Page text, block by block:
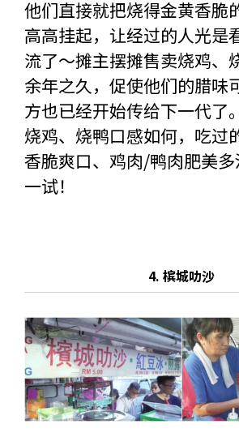
他们直接就把烧得金黄香脆
高高挂起，让经过的人光是
流了～摊主摆摊售卖烧鸡、
余年之久，促使他们的腊味
方也已经开始传给下一代了
烧鸡、烧鸭口感如何，吃过
香脆爽口、鸡肉/鸭肉肥美
一试！
4. 槟城叻沙